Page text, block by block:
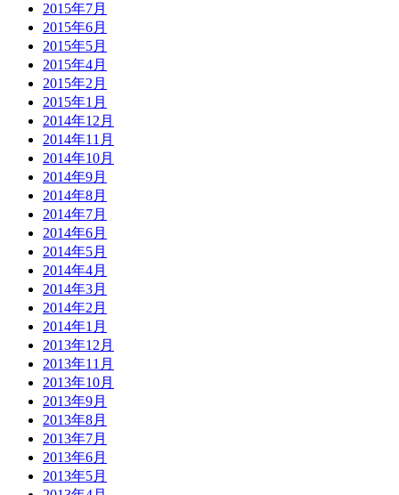
2015年7月
2015年6月
2015年5月
2015年4月
2015年2月
2015年1月
2014年12月
2014年11月
2014年10月
2014年9月
2014年8月
2014年7月
2014年6月
2014年5月
2014年4月
2014年3月
2014年2月
2014年1月
2013年12月
2013年11月
2013年10月
2013年9月
2013年8月
2013年7月
2013年6月
2013年5月